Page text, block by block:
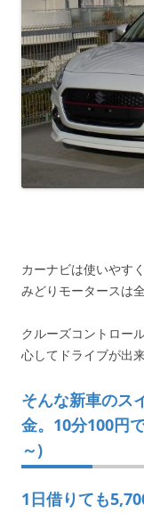
カーナビは使いやす
みどりモータースは
クルーズコントロー
心してドライブが出来
そんな新車のス
金。10分100円
～)
1日借りても